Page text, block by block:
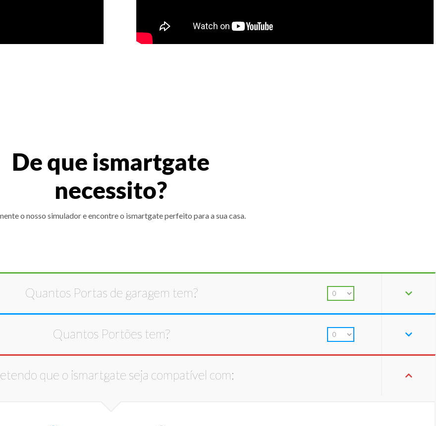
De que ismartgate
necessito?
o nosso simulador e encontre o ismartgate perfeito para a sua casa.
Quantos Portas de garagem tem?
Quantos Portões tem?
que o ismartgate seja compatível com: